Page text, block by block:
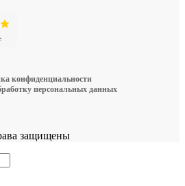
конфиденциальности
персональных данных
защищены